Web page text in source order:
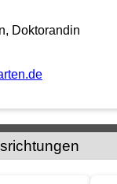
Doktorandin